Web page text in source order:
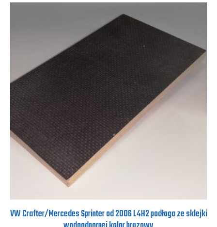
VW Crafter/Mercedes Sprinter od 2006 L4H2 podłoga ze sklejki